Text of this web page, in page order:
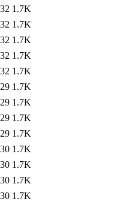
1.7K
1.7K
1.7K
1.7K
1.7K
1.7K
1.7K
1.7K
1.7K
1.7K
1.7K
1.7K
1.7K